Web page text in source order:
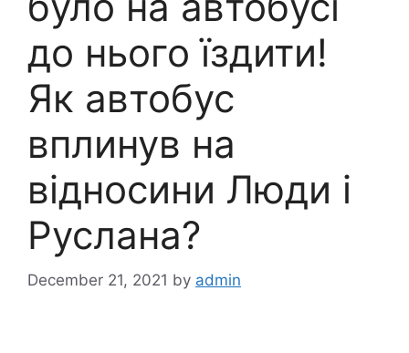
до нього їздити!
Як автобус
вплинув на
відносини Люди і
Руслана?
December 21, 2021 by admin